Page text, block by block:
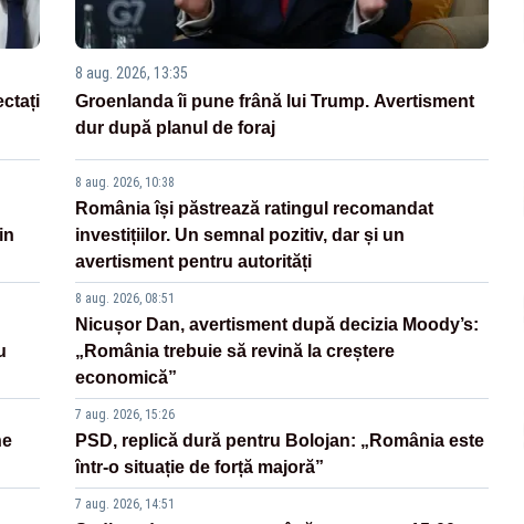
8 aug. 2026, 13:35
Groenlanda îi pune frână lui Trump. Avertisment
dur după planul de foraj
8 aug. 2026, 10:38
România își păstrează ratingul recomandat
investițiilor. Un semnal pozitiv, dar și un
avertisment pentru autorități
8 aug. 2026, 08:51
Nicușor Dan, avertisment după decizia Moody’s:
„România trebuie să revină la creștere
economică”
7 aug. 2026, 15:26
PSD, replică dură pentru Bolojan: „România este
într-o situație de forță majoră”
7 aug. 2026, 14:51